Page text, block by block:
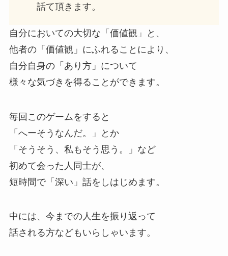
話て頂きます。
自分においての大切な「価値観」と、
他者の「価値観」にふれることにより、
自分自身の「あり方」について
様々な気づきを得ることができます。
毎回このゲームをすると
「へーそうなんだ。」とか
「そうそう、私もそう思う。」など
初めて会った人同士が、
短時間で「深い」話をしはじめます。
中には、今までの人生を振り返って
話される方などもいらしゃいます。